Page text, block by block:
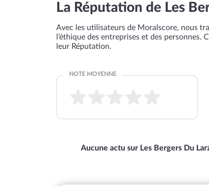
La Réputation de Les
Avec les utilisateurs de Moralscore, nous
l’éthique des entreprises et des personnes.
leur Réputation.
Aucune actu sur Les Bergers Du